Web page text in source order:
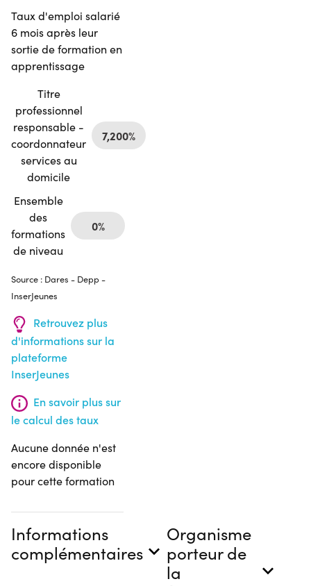
Taux d'emploi salarié
6 mois après leur
sortie de formation en
apprentissage
Titre
professionnel
responsable -
coordonnateur
services au
domicile
7,200%
Ensemble
des
formations
de niveau
0%
Source : Dares - Depp -
InserJeunes
Retrouvez plus
d'informations sur la
plateforme
InserJeunes
En savoir plus sur
le calcul des taux
Aucune donnée n'est
encore disponible
pour cette formation
Informations
complémentaires
Organisme
porteur de
la